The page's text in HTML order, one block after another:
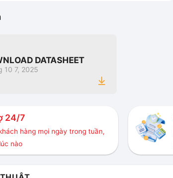
DATASHEET
10 7, 2025
24/7
hàng mọi ngày trong tuần,
nào